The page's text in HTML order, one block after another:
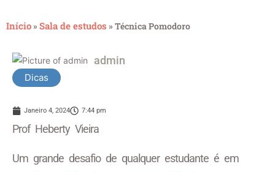
Início»Sala de estudos »Técnica Pomodoro
admin
Dicas
Janeiro 4, 2024 7:44 pm
Prof Heberty Vieira
Um grande desafio de qualquer estudante é em